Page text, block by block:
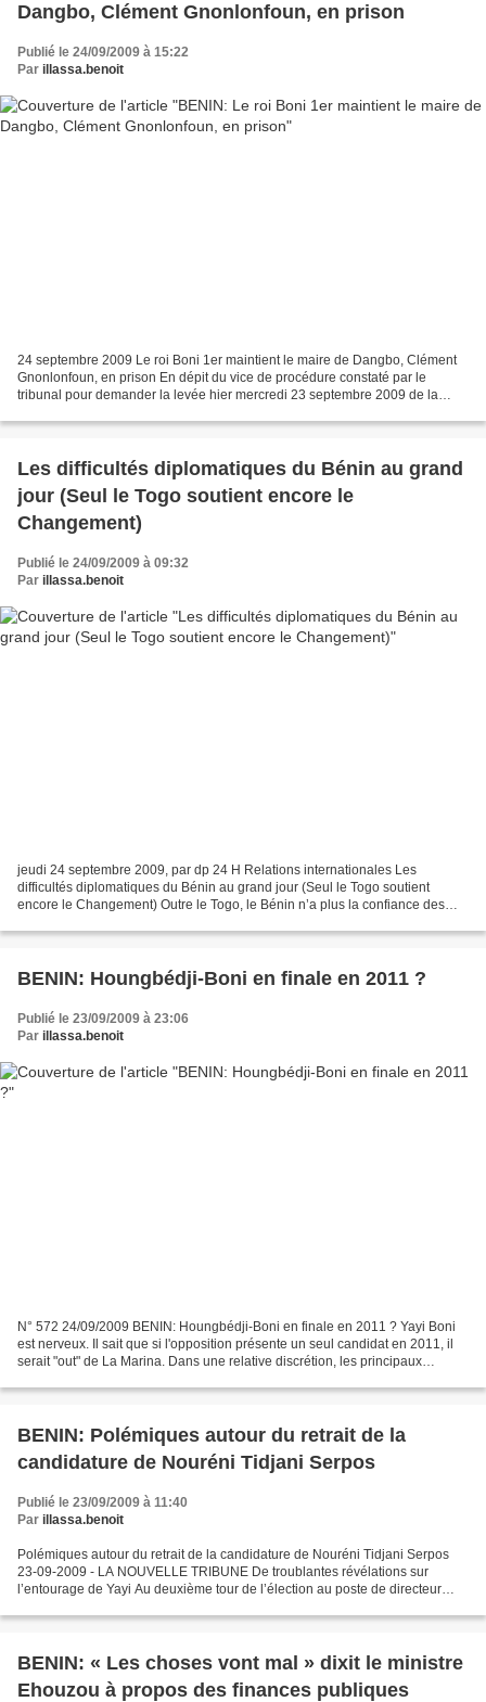
Dangbo, Clément Gnonlonfoun, en prison
Publié le 24/09/2009 à 15:22
Par illassa.benoit
24 septembre 2009 Le roi Boni 1er maintient le maire de Dangbo, Clément
Gnonlonfoun, en prison En dépit du vice de procédure constaté par le
tribunal pour demander la levée hier mercredi 23 septembre 2009 de la
Les difficultés diplomatiques du Bénin au grand
jour (Seul le Togo soutient encore le
Changement)
Publié le 24/09/2009 à 09:32
Par illassa.benoit
jeudi 24 septembre 2009, par dp 24 H Relations internationales Les
difficultés diplomatiques du Bénin au grand jour (Seul le Togo soutient
encore le Changement) Outre le Togo, le Bénin n’a plus la confiance des
BENIN: Houngbédji-Boni en finale en 2011 ?
Publié le 23/09/2009 à 23:06
Par illassa.benoit
N° 572 24/09/2009 BENIN: Houngbédji-Boni en finale en 2011 ? Yayi Boni
est nerveux. Il sait que si l'opposition présente un seul candidat en 2011, il
serait "out" de La Marina. Dans une relative discrétion, les principaux
BENIN: Polémiques autour du retrait de la
candidature de Nouréni Tidjani Serpos
Publié le 23/09/2009 à 11:40
Par illassa.benoit
Polémiques autour du retrait de la candidature de Nouréni Tidjani Serpos
23-09-2009 - LA NOUVELLE TRIBUNE De troublantes révélations sur
l’entourage de Yayi Au deuxième tour de l’élection au poste de directeur
BENIN: « Les choses vont mal » dixit le ministre
Ehouzou à propos des finances publiques